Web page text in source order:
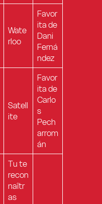
Wate
rloo
Favor
ita de
Dani
Ferná
ndez
Satell
ite
Favor
ita de
Carlo
s
Pech
arrom
án
Tu te
recon
naîtr
as